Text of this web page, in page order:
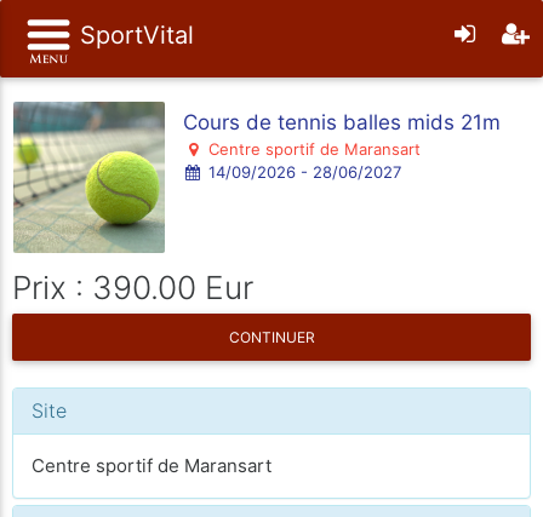
SportVital
Cours de tennis balles mids 21m
Centre sportif de Maransart
14/09/2026 - 28/06/2027
Prix : 390.00 Eur
CONTINUER
Site
Centre sportif de Maransart